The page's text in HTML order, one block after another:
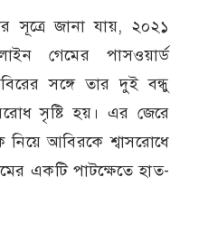
সূত্রে জানা যায়, ২০২১
গেমের পাসওয়ার্ড
সঙ্গে তার দুই বন্ধু
সৃষ্টি হয়। এর জেরে
নিয়ে আবিরকে শ্বাসরোধে
একটি পাটক্ষেতে হাত-